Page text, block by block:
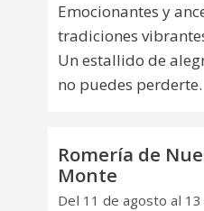
Emocionantes y
tradiciones
Un estallido de
no puedes perderte.
Romería de
Monte
Del 11 de agosto al